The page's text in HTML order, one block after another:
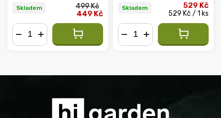
Skladem 499 Kč
449 Kč
Skladem 529 Kč
529 Kč / 1 ks